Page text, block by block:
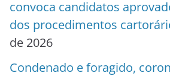
convoca candidatos
dos procedimentos
de 2026
Condenado e foragido,